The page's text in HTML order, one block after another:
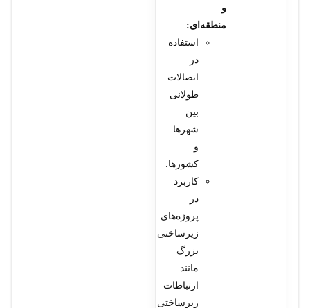
و
منطقه‌ای:
استفاده
در
اتصالات
طولانی
بین
شهرها
و
کشورها.
کاربرد
در
پروژه‌های
زیرساختی
بزرگ
مانند
ارتباطات
زیرساختی